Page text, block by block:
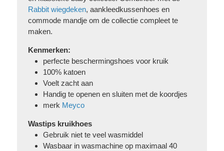
Rabbit wiegdeken, aankleedkussenhoes en
commode mandje om de collectie compleet te
maken.
Kenmerken:
perfecte beschermingshoes voor kruik
100% katoen
Voelt zacht aan
Handig te openen en sluiten met de koordjes
merk Meyco
Wastips kruikhoes
Gebruik niet te veel wasmiddel
Wasbaar in wasmachine op maximaal 40